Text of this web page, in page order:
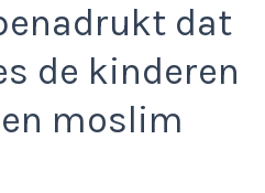
dat
de kinderen
moslim